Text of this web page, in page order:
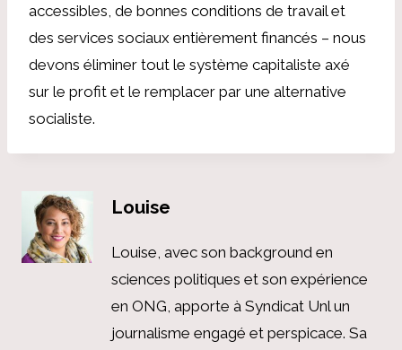
accessibles, de bonnes conditions de travail et
des services sociaux entièrement financés – nous
devons éliminer tout le système capitaliste axé
sur le profit et le remplacer par une alternative
socialiste.
Louise
Louise, avec son background en
sciences politiques et son expérience
en ONG, apporte à Syndicat Unl un
journalisme engagé et perspicace. Sa